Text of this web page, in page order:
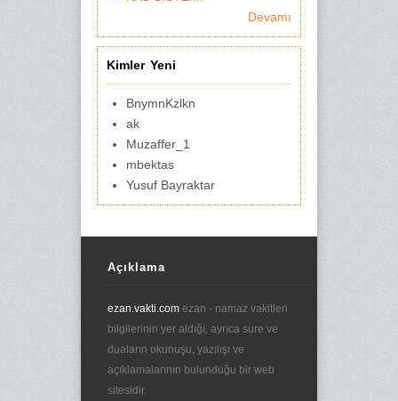
Devamı
Kimler Yeni
BnymnKzlkn
ak
Muzaffer_1
mbektas
Yusuf Bayraktar
Açıklama
ezan.vakti.com ezan - namaz vakitleri
bilgilerinin yer aldığı, ayrıca sure ve
duaların okunuşu, yazılışı ve
açıklamalarının bulunduğu bir web
sitesidir.